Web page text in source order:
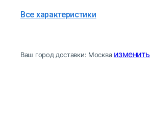
Все характеристики
Ваш город доставки: Москва изменить